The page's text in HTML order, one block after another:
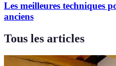
Les meilleures techniques
anciens
Tous les articles